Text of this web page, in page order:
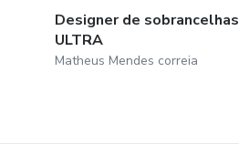
Designer de sobrancelhas
ULTRA
Matheus Mendes correia